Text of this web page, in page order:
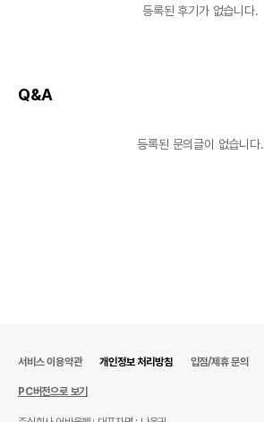
제조자,수입품의 경우
수입자를 함께 표기
등록된 후기가 없습니다.
Q&A
등록된 문의글이 없습니다.
서비스 이용약관 개인정보 처리방침 입점/제휴 문의
PC버전으로 보기